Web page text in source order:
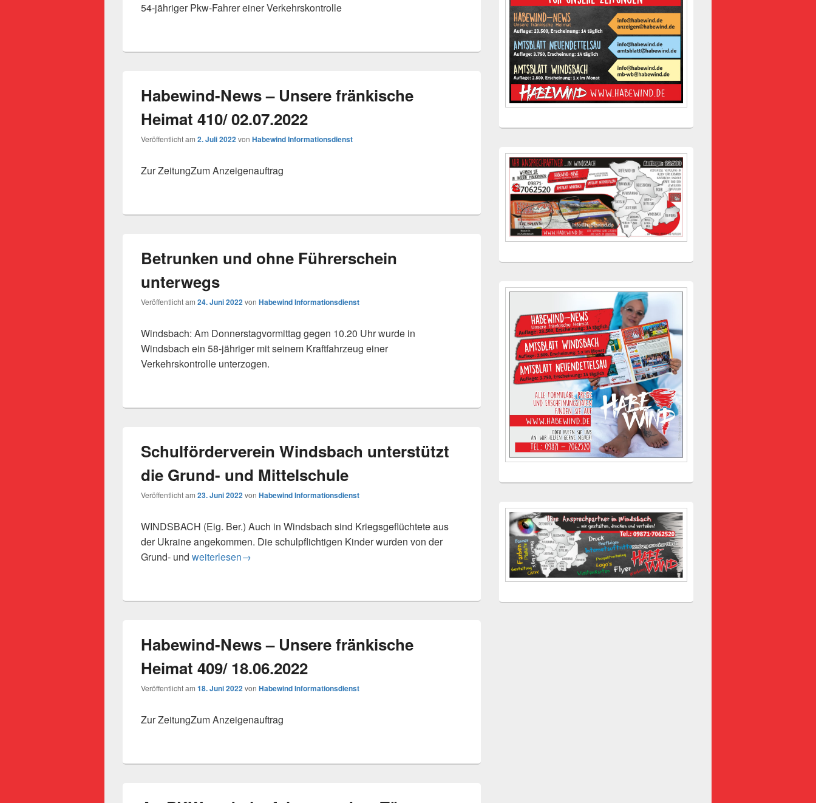
54-jähriger Pkw-Fahrer einer Verkehrskontrolle
Habewind-News – Unsere fränkische
Heimat 410/ 02.07.2022
Veröffentlicht am 2. Juli 2022von Habewind Informationsdienst
Zur ZeitungZum Anzeigenauftrag
Betrunken und ohne Führerschein
unterwegs
Veröffentlicht am 24. Juni 2022von Habewind Informationsdienst
Windsbach: Am Donnerstagvormittag gegen 10.20 Uhr wurde in
Windsbach ein 58-jähriger mit seinem Kraftfahrzeug einer
Verkehrskontrolle unterzogen.
Schulförderverein Windsbach unterstützt
die Grund- und Mittelschule
Veröffentlicht am 23. Juni 2022von Habewind Informationsdienst
WINDSBACH (Eig. Ber.) Auch in Windsbach sind Kriegsgeflüchtete aus
der Ukraine angekommen. Die schulpflichtigen Kinder wurden von der
Grund- und Schulförderverein Windsbach unterstützt die Grund- und Mittelschule
weiterlesen→
Habewind-News – Unsere fränkische
Heimat 409/ 18.06.2022
Veröffentlicht am 18. Juni 2022von Habewind Informationsdienst
Zur ZeitungZum Anzeigenauftrag